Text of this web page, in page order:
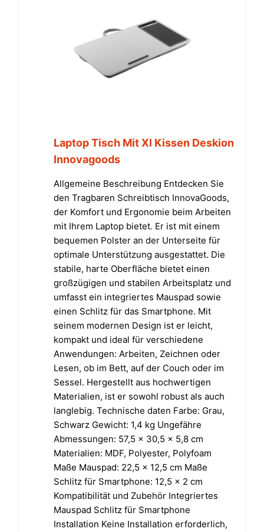
Laptop Tisch Mit Xl Kissen Deskion
Innovagoods
Allgemeine Beschreibung Entdecken Sie
den Tragbaren Schreibtisch InnovaGoods,
der Komfort und Ergonomie beim Arbeiten
mit Ihrem Laptop bietet. Er ist mit einem
bequemen Polster an der Unterseite für
optimale Unterstützung ausgestattet. Die
stabile, harte Oberfläche bietet einen
großzügigen und stabilen Arbeitsplatz und
umfasst ein integriertes Mauspad sowie
einen Schlitz für das Smartphone. Mit
seinem modernen Design ist er leicht,
kompakt und ideal für verschiedene
Anwendungen: Arbeiten, Zeichnen oder
Lesen, ob im Bett, auf der Couch oder im
Sessel. Hergestellt aus hochwertigen
Materialien, ist er sowohl robust als auch
langlebig. Technische daten Farbe: Grau,
Schwarz Gewicht: 1,4 kg Ungefähre
Abmessungen: 57,5 x 30,5 x 5,8 cm
Materialien: MDF, Polyester, Polyfoam
Maße Mauspad: 22,5 x 12,5 cm Maße
Schlitz für Smartphone: 12,5 x 2 cm
Kompatibilität und Zubehör Integriertes
Mauspad Schlitz für Smartphone
Installation Keine Installation erforderlich,